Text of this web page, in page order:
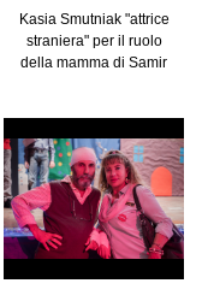
Kasia Smutniak "attrice
straniera" per il ruolo
della mamma di Samir